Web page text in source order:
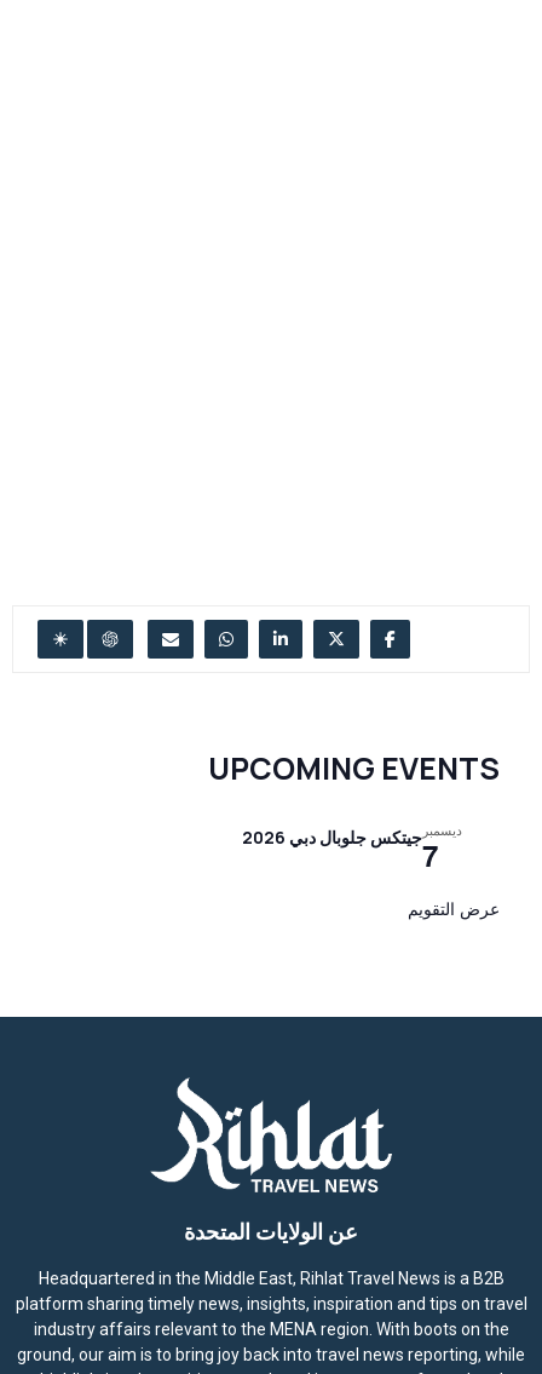
UPCOMING EVENTS
ديسمبر
7جيتكس جلوبال دبي 2026
عرض التقويم
عن الولايات المتحدة
Headquartered in the Middle East, Rihlat Travel News is a B2B
platform sharing timely news, insights, inspiration and tips on travel
industry affairs relevant to the MENA region. With boots on the
ground, our aim is to bring joy back into travel news reporting, while